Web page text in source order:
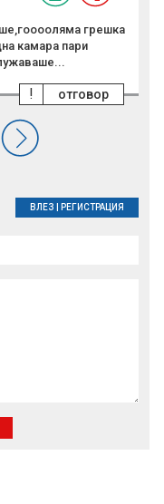
грешка
камара пари
отговор
!
ВЛЕЗ РЕГИСТРАЦИЯ